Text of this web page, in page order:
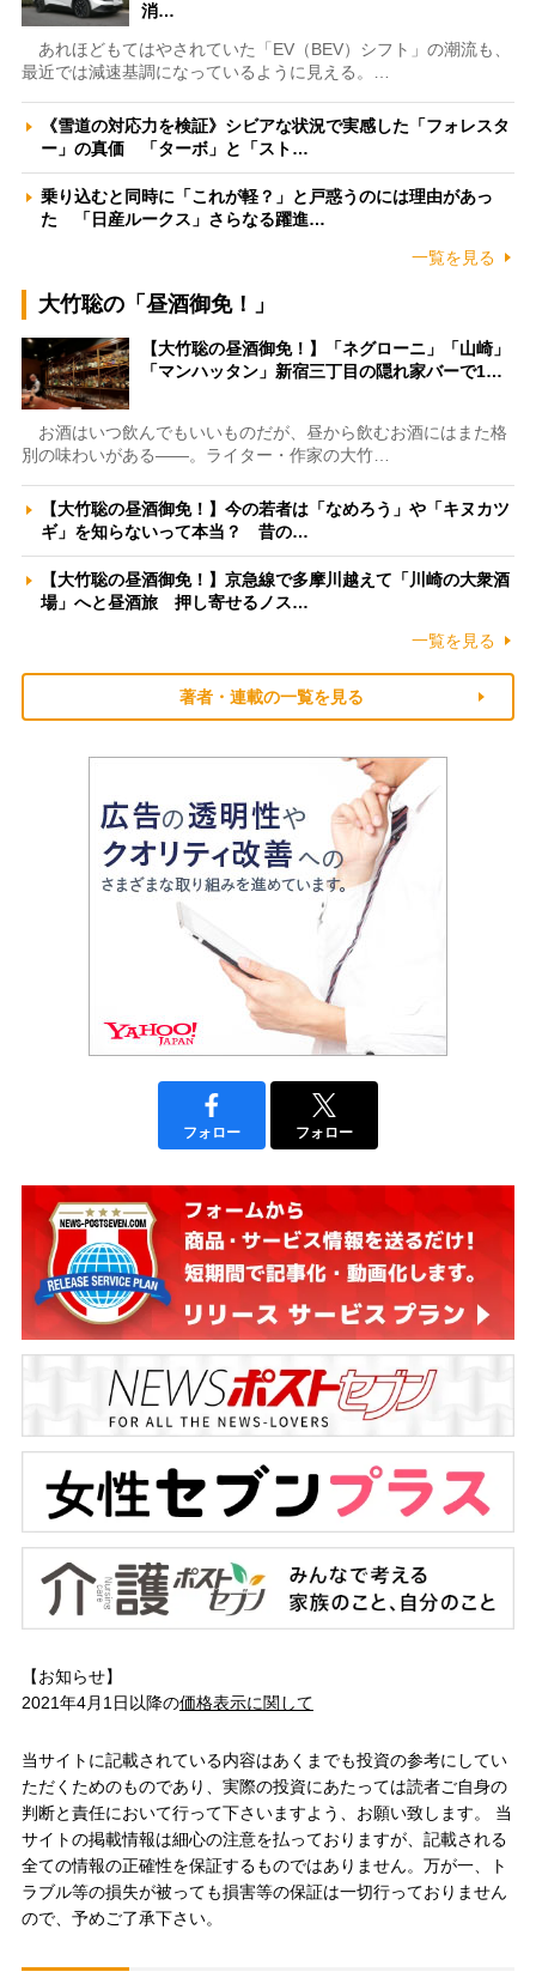
消…
あれほどもてはやされていた「EV（BEV）シフト」の潮流も、
最近では減速基調になっているように見える。…
《雪道の対応力を検証》シビアな状況で実感した「フォレスタ
ー」の真価 「ターボ」と「スト…
乗り込むと同時に「これが軽？」と戸惑うのには理由があっ
た 「日産ルークス」さらなる躍進…
一覧を見る
大竹聡の「昼酒御免！」
【大竹聡の昼酒御免！】「ネグローニ」「山崎」
「マンハッタン」新宿三丁目の隠れ家バーで1…
お酒はいつ飲んでもいいものだが、昼から飲むお酒にはまた格
別の味わいがある――。ライター・作家の大竹…
【大竹聡の昼酒御免！】今の若者は「なめろう」や「キヌカツ
ギ」を知らないって本当？ 昔の…
【大竹聡の昼酒御免！】京急線で多摩川越えて「川崎の大衆酒
場」へと昼酒旅 押し寄せるノス…
一覧を見る
著者・連載の一覧を見る
フォロー フォロー
【お知らせ】
2021年4月1日以降の価格表示に関して
当サイトに記載されている内容はあくまでも投資の参考にしてい
ただくためのものであり、実際の投資にあたっては読者ご自身の
判断と責任において行って下さいますよう、お願い致します。 当
サイトの掲載情報は細心の注意を払っておりますが、記載される
全ての情報の正確性を保証するものではありません。万が一、ト
ラブル等の損失が被っても損害等の保証は一切行っておりません
ので、予めご了承下さい。